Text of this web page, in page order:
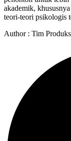
akademik,
teori-teori psikologis
Author : Tim